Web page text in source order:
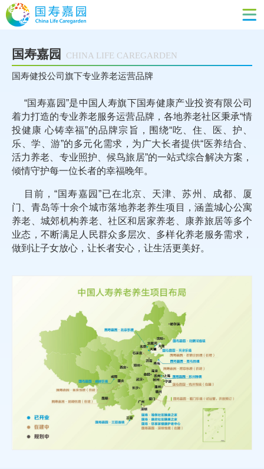
国寿嘉园 CHINA LIFE CAREGARDEN
国寿健投公司旗下专业养老运营品牌
“国寿嘉园”是中国人寿旗下国寿健康产业投资有限公司
着力打造的专业养老服务运营品牌，各地养老社区秉承“情
投健康 心铸幸福”的品牌宗旨，围绕“吃、住、医、护、
乐、学、游”的多元化需求，为广大长者提供“医养结合、
活力养老、专业照护、候鸟旅居”的一站式综合解决方案，
倾情守护每一位长者的幸福晚年。
目前，“国寿嘉园”已在北京、天津、苏州、成都、厦
门、青岛等十余个城市落地养老养生项目，涵盖城心公寓
养老、城郊机构养老、社区和居家养老、康养旅居等多个
业态，不断满足人民群众多层次、多样化养老服务需求，
做到让子女放心，让长者安心，让生活更美好。